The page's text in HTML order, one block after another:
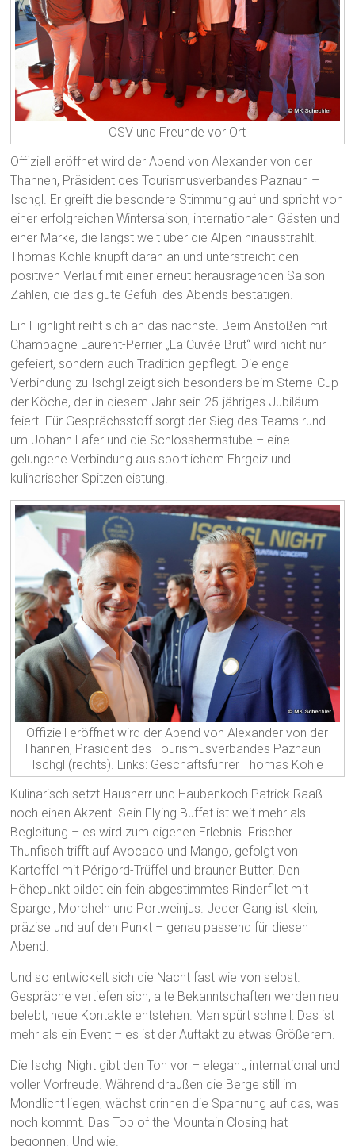
ÖSV und Freunde vor Ort
Offiziell eröffnet wird der Abend von Alexander von der
Thannen, Präsident des Tourismusverbandes Paznaun –
Ischgl. Er greift die besondere Stimmung auf und spricht von
einer erfolgreichen Wintersaison, internationalen Gästen und
einer Marke, die längst weit über die Alpen hinausstrahlt.
Thomas Köhle knüpft daran an und unterstreicht den
positiven Verlauf mit einer erneut herausragenden Saison –
Zahlen, die das gute Gefühl des Abends bestätigen.
Ein Highlight reiht sich an das nächste. Beim Anstoßen mit
Champagne Laurent-Perrier „La Cuvée Brut“ wird nicht nur
gefeiert, sondern auch Tradition gepflegt. Die enge
Verbindung zu Ischgl zeigt sich besonders beim Sterne-Cup
der Köche, der in diesem Jahr sein 25-jähriges Jubiläum
feiert. Für Gesprächsstoff sorgt der Sieg des Teams rund
um Johann Lafer und die Schlossherrnstube – eine
gelungene Verbindung aus sportlichem Ehrgeiz und
kulinarischer Spitzenleistung.
Offiziell eröffnet wird der Abend von Alexander von der
Thannen, Präsident des Tourismusverbandes Paznaun –
Ischgl (rechts). Links: Geschäftsführer Thomas Köhle
Kulinarisch setzt Hausherr und Haubenkoch Patrick Raaß
noch einen Akzent. Sein Flying Buffet ist weit mehr als
Begleitung – es wird zum eigenen Erlebnis. Frischer
Thunfisch trifft auf Avocado und Mango, gefolgt von
Kartoffel mit Périgord-Trüffel und brauner Butter. Den
Höhepunkt bildet ein fein abgestimmtes Rinderfilet mit
Spargel, Morcheln und Portweinjus. Jeder Gang ist klein,
präzise und auf den Punkt – genau passend für diesen
Abend.
Und so entwickelt sich die Nacht fast wie von selbst.
Gespräche vertiefen sich, alte Bekanntschaften werden neu
belebt, neue Kontakte entstehen. Man spürt schnell: Das ist
mehr als ein Event – es ist der Auftakt zu etwas Größerem.
Die Ischgl Night gibt den Ton vor – elegant, international und
voller Vorfreude. Während draußen die Berge still im
Mondlicht liegen, wächst drinnen die Spannung auf das, was
noch kommt. Das Top of the Mountain Closing hat
begonnen. Und wie.